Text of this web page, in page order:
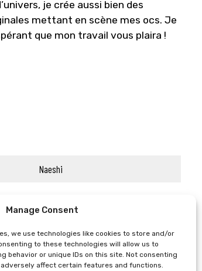
Manage Consent
we use technologies like cookies to store and/or
to these technologies will allow us to
behavior or unique IDs on this site. Not consenting
affect certain features and functions.
je crée aussi bien des
mettant en scène mes ocs. Je
que mon travail vous plaira !
Naeshi